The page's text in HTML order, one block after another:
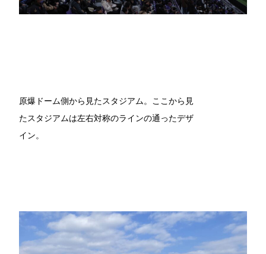
原爆ドーム側から見たスタジアム。ここから見
たスタジアムは左右対称のラインの通ったデザ
イン。